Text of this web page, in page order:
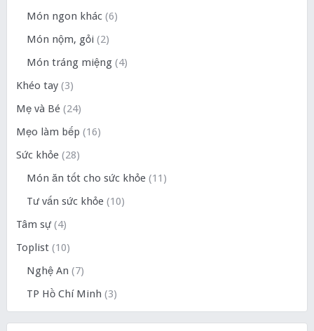
Món ngon khác(6)
Món nộm, gỏi(2)
Món tráng miệng(4)
Khéo tay(3)
Mẹ và Bé(24)
Mẹo làm bếp (16)
Sức khỏe(28)
Món ăn tốt cho sức khỏe(11)
Tư vấn sức khỏe(10)
Tâm sự(4)
Toplist(10)
Nghệ An (7)
TP Hồ Chí Minh (3)